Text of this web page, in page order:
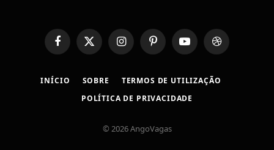
FacebookX
(Twitter)
InstagramPinterestYouTubeDribbble
INÍCIO SOBRE
TERMOS DE UTILIZAÇÃO
POLÍTICA DE PRIVACIDADE
© 2026 AngoVagas